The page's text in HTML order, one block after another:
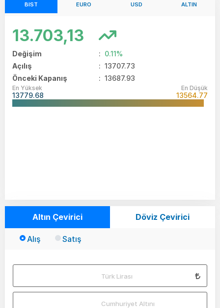
BIST EURO USD ALTIN
13.703,13
Değişim : 0.11%
Açılış
: 13707.73
Önceki Kapanış
: 13687.93
En Yüksek
13779.68
En Düşük
13564.77
Altın Çevirici Döviz Çevirici
Alış Satış
Türk Lirası
Cumhuriyet Altını